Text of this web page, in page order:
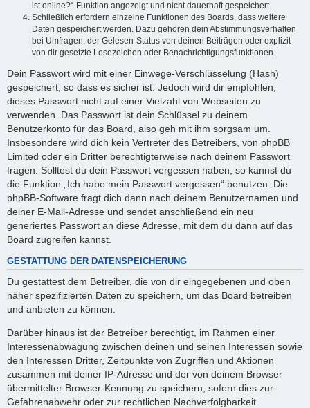
ist online?“-Funktion angezeigt und nicht dauerhaft gespeichert.
Schließlich erfordern einzelne Funktionen des Boards, dass weitere
Daten gespeichert werden. Dazu gehören dein Abstimmungsverhalten
bei Umfragen, der Gelesen-Status von deinen Beiträgen oder explizit
von dir gesetzte Lesezeichen oder Benachrichtigungsfunktionen.
Dein Passwort wird mit einer Einwege-Verschlüsselung (Hash)
gespeichert, so dass es sicher ist. Jedoch wird dir empfohlen,
dieses Passwort nicht auf einer Vielzahl von Webseiten zu
verwenden. Das Passwort ist dein Schlüssel zu deinem
Benutzerkonto für das Board, also geh mit ihm sorgsam um.
Insbesondere wird dich kein Vertreter des Betreibers, von phpBB
Limited oder ein Dritter berechtigterweise nach deinem Passwort
fragen. Solltest du dein Passwort vergessen haben, so kannst du
die Funktion „Ich habe mein Passwort vergessen“ benutzen. Die
phpBB-Software fragt dich dann nach deinem Benutzernamen und
deiner E-Mail-Adresse und sendet anschließend ein neu
generiertes Passwort an diese Adresse, mit dem du dann auf das
Board zugreifen kannst.
GESTATTUNG DER DATENSPEICHERUNG
Du gestattest dem Betreiber, die von dir eingegebenen und oben
näher spezifizierten Daten zu speichern, um das Board betreiben
und anbieten zu können.
Darüber hinaus ist der Betreiber berechtigt, im Rahmen einer
Interessenabwägung zwischen deinen und seinen Interessen sowie
den Interessen Dritter, Zeitpunkte von Zugriffen und Aktionen
zusammen mit deiner IP-Adresse und der von deinem Browser
übermittelter Browser-Kennung zu speichern, sofern dies zur
Gefahrenabwehr oder zur rechtlichen Nachverfolgbarkeit